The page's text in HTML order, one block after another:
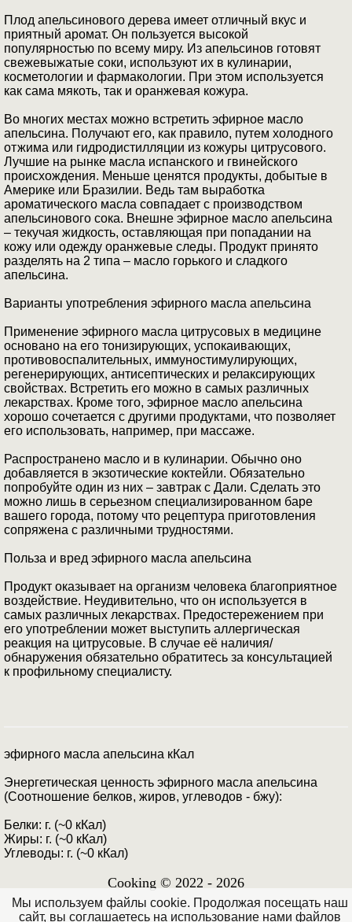
Плод апельсинового дерева имеет отличный вкус и
приятный аромат. Он пользуется высокой
популярностью по всему миру. Из апельсинов готовят
свежевыжатые соки, используют их в кулинарии,
косметологии и фармакологии. При этом используется
как сама мякоть, так и оранжевая кожура.
Во многих местах можно встретить эфирное масло
апельсина. Получают его, как правило, путем холодного
отжима или гидродистилляции из кожуры цитрусового.
Лучшие на рынке масла испанского и гвинейского
происхождения. Меньше ценятся продукты, добытые в
Америке или Бразилии. Ведь там выработка
ароматического масла совпадает с производством
апельсинового сока. Внешне эфирное масло апельсина
– текучая жидкость, оставляющая при попадании на
кожу или одежду оранжевые следы. Продукт принято
разделять на 2 типа – масло горького и сладкого
апельсина.
Варианты употребления эфирного масла апельсина
Применение эфирного масла цитрусовых в медицине
основано на его тонизирующих, успокаивающих,
противовоспалительных, иммуностимулирующих,
регенерирующих, антисептических и релаксирующих
свойствах. Встретить его можно в самых различных
лекарствах. Кроме того, эфирное масло апельсина
хорошо сочетается с другими продуктами, что позволяет
его использовать, например, при массаже.
Распространено масло и в кулинарии. Обычно оно
добавляется в экзотические коктейли. Обязательно
попробуйте один из них – завтрак с Дали. Сделать это
можно лишь в серьезном специализированном баре
вашего города, потому что рецептура приготовления
сопряжена с различными трудностями.
Польза и вред эфирного масла апельсина
Продукт оказывает на организм человека благоприятное
воздействие. Неудивительно, что он используется в
самых различных лекарствах. Предостережением при
его употреблении может выступить аллергическая
реакция на цитрусовые. В случае её наличия/
обнаружения обязательно обратитесь за консультацией
к профильному специалисту.
эфирного масла апельсина кКал
Энергетическая ценность эфирного масла апельсина
(Соотношение белков, жиров, углеводов - бжу):
Белки: г. (~0 кКал)
Жиры: г. (~0 кКал)
Углеводы: г. (~0 кКал)
Cooking © 2022 - 2026
Мы используем файлы cookie. Продолжая посещать наш
сайт, вы соглашаетесь на использование нами файлов